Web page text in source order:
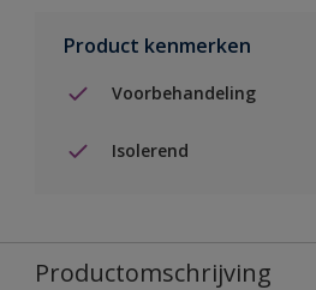
Product kenmerken
Voorbehandeling
Isolerend
Productomschrijving